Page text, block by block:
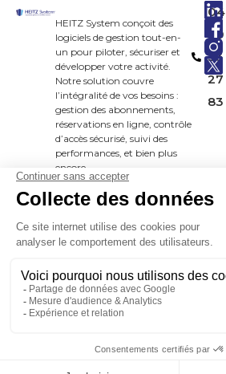
HEITZ System conçoit des
logiciels de gestion tout-en-
un pour piloter, sécuriser et
développer votre activité.
Notre solution couvre
l’intégralité de vos besoins :
gestion des abonnements,
réservations en ligne, contrôle
d’accès sécurisé, suivi des
performances, et bien plus
encore.
04
90
33
27
83